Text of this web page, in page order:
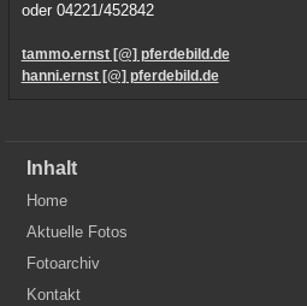
oder 04221/452842
tammo.ernst [@] pferdebild.de
hanni.ernst [@] pferdebild.de
Inhalt
Home
Aktuelle Fotos
Fotoarchiv
Kontakt